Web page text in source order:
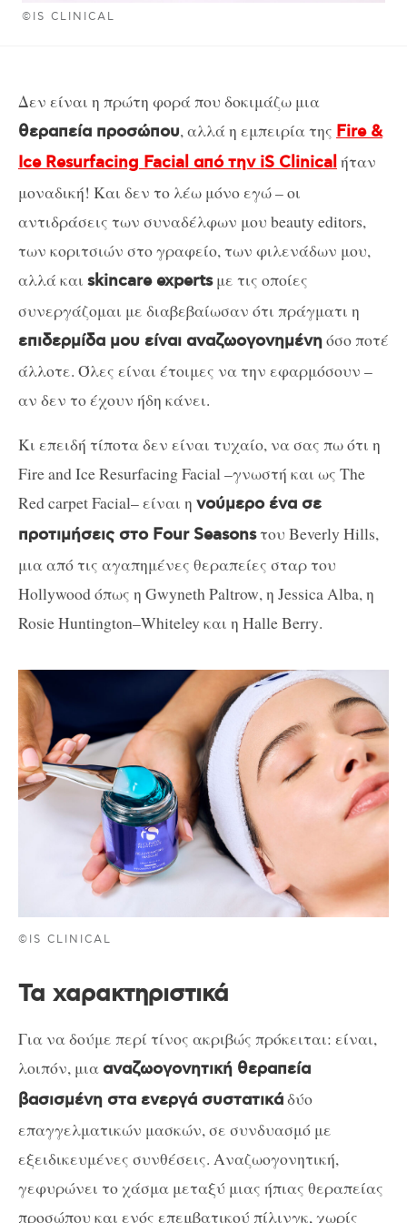
©IS CLINICAL
Δεν είναι η πρώτη φορά που δοκιμάζω μια
θεραπεία προσώπου, αλλά η εμπειρία της Fire &
Ice Resurfacing Facial από τηνiS Clinicalήταν
μοναδική! Και δεν το λέω μόνο εγώ – οι
αντιδράσεις των συναδέλφων μου beauty editors,
των κοριτσιών στο γραφείο, των φιλενάδων μου,
αλλά και skincare expertsμε τις οποίες
συνεργάζομαι με διαβεβαίωσαν ότι πράγματι η
επιδερμίδα μου είναι αναζωογονημένηόσο ποτέ
άλλοτε. Όλες είναι έτοιμες να την εφαρμόσουν –
αν δεν το έχουν ήδη κάνει.
Κι επειδή τίποτα δεν είναι τυχαίο, να σας πω ότι η
FireandIceResurfacingFacial–γνωστή και ως The
Red carpet Facial– είναι η νούμερο ένα σε
προτιμήσεις στο Four Seasonsτου Beverly Hills,
μια από τις αγαπημένες θεραπείες σταρ του
Hollywoodόπως η GwynethPaltrow, η JessicaAlba, η
RosieHuntington–Whiteley και η HalleBerry.
©IS CLINICAL
Τα χαρακτηριστικά
Για να δούμε περί τίνος ακριβώς πρόκειται: είναι,
λοιπόν, μιααναζωογονητική θεραπεία
βασισμένη στα ενεργά συστατικάδύο
επαγγελματικών μασκών, σε συνδυασμό με
εξειδικευμένες συνθέσεις. Αναζωογονητική,
γεφυρώνει το χάσμα μεταξύ μιας ήπιας θεραπείας
προσώπου και ενός επεμβατικού πίλινγκ, χωρίς